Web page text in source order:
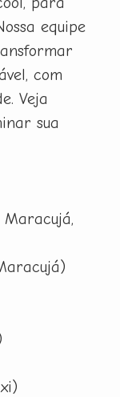
equipe
com
Veja
sua